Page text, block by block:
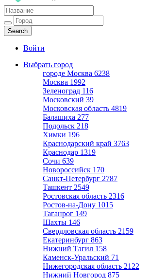
Каталог дешевых аптек
Войти
Выбрать город
городе Москва 6238
Москва 1992
Зеленоград 116
Московский 39
Московская область 4819
Балашиха 277
Подольск 218
Химки 196
Краснодарский край 3763
Краснодар 1319
Сочи 639
Новороссийск 170
Санкт-Петербург 2787
Ташкент 2549
Ростовская область 2316
Ростов-на-Дону 1015
Таганрог 149
Шахты 146
Свердловская область 2159
Екатеринбург 863
Нижний Тагил 158
Каменск-Уральский 71
Нижегородская область 2122
Нижний Новгород 875